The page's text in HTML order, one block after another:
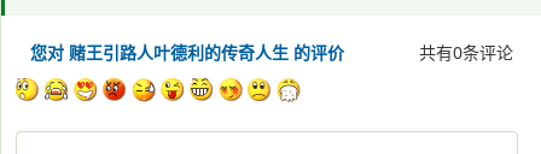
您对 赌王引路人叶德利的传奇人生 的评价 共有0条评论